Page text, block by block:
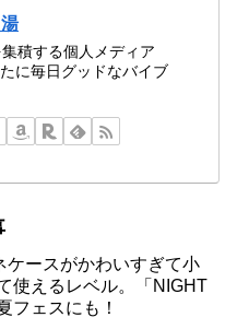
積する個人メディア
に毎日グッドなバイブ
ケースがかわいすぎて小
使えるレベル。「NIGHT
フェスにも！